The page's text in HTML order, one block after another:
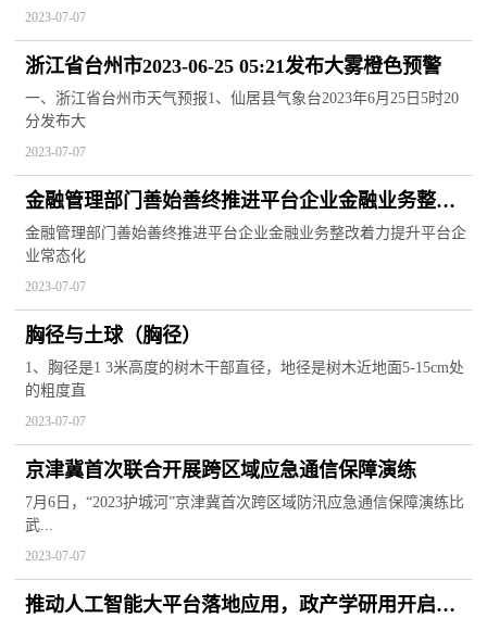
2023-07-07
浙江省台州市2023-06-25 05:21发布大雾橙色预警
一、浙江省台州市天气预报1、仙居县气象台2023年6月25日5时20
分发布大
2023-07-07
金融管理部门善始善终推进平台企业金融业务整改
着力提升平台企业常态化金融监管水平
金融管理部门善始善终推进平台企业金融业务整改着力提升平台企
业常态化
2023-07-07
胸径与土球（胸径）
1、胸径是1 3米高度的树木干部直径，地径是树木近地面5-15cm处
的粗度直
2023-07-07
京津冀首次联合开展跨区域应急通信保障演练
7月6日，“2023护城河”京津冀首次跨区域防汛应急通信保障演练比
武...
2023-07-07
推动人工智能大平台落地应用，政产学研用开启协